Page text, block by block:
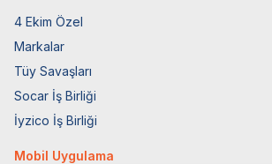
4 Ekim Özel
Markalar
Tüy Savaşları
Socar İş Birliği
İyzico İş Birliği
Mobil Uygulama